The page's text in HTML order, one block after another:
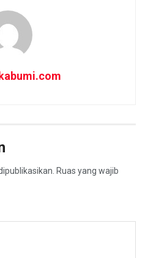
Ruas yang wajib